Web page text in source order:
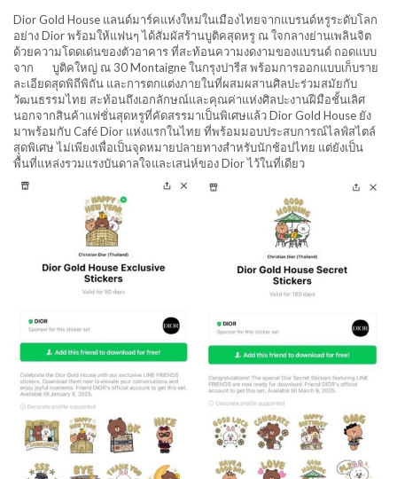
Dior Gold House แลนด์มาร์คแห่งใหม่ในเมืองไทยจากแบรนด์หรูระดับโลก
อย่าง Dior พร้อมให้แฟนๆ ได้สัมผัสร้านบูติคสุดหรู ณ ใจกลางย่านเพลินจิต
ด้วยความโดดเด่นของตัวอาคาร ที่สะท้อนความงดงามของแบรนด์ ถอดแบบ
จาก บูติคใหญ่ ณ 30 Montaigne ในกรุงปารีส พร้อมการออกแบบเก็บราย
ละเอียดสุดพิถีพิถัน และการตกแต่งภายในที่ผสมผสานศิลปะร่วมสมัยกับ
วัฒนธรรมไทย สะท้อนถึงเอกลักษณ์และคุณค่าแห่งศิลปะงานฝีมือชั้นเลิศ
นอกจากสินค้าแฟชั่นสุดหรูที่คัดสรรมาเป็นพิเศษแล้ว Dior Gold House ยัง
มาพร้อมกับ Café Dior แห่งแรกในไทย ที่พร้อมมอบประสบการณ์ไลฟ์สไตล์
สุดพิเศษ ไม่เพียงเพื่อเป็นจุดหมายปลายทางสำหรับนักช้อปไทย แต่ยังเป็น
พื้นที่แหล่งรวมแรงบันดาลใจและเสน่ห์ของ Dior ไว้ในที่เดียว